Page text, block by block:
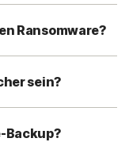
Ransomware?
sein?
Backup?